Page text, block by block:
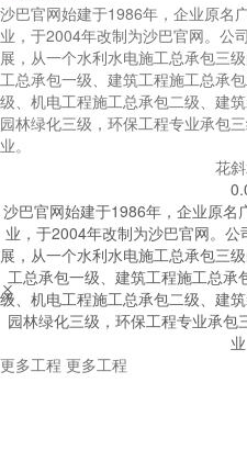
沙巴官网始建于1986年，企业原名
业，于2004年改制为沙巴官网。公
展，从一个水利水电施工总承包三
工总承包一级、建筑工程施工总承
级、机电工程施工总承包二级、建
园林绿化三级，环保工程专业承包
业。
花
沙巴官网始建于1986年，企业原名
业，于2004年改制为沙巴官网。
展，从一个水利水电施工总承包三
工总承包一级、建筑工程施工总承
级、机电工程施工总承包二级、建
园林绿化三级，环保工程专业承
业


更多工程 更多工程